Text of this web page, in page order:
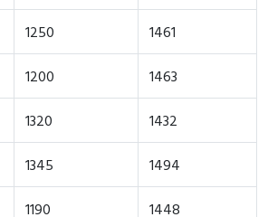
1250 1461
1200 1463
1320 1432
1345 1494
1190 1448